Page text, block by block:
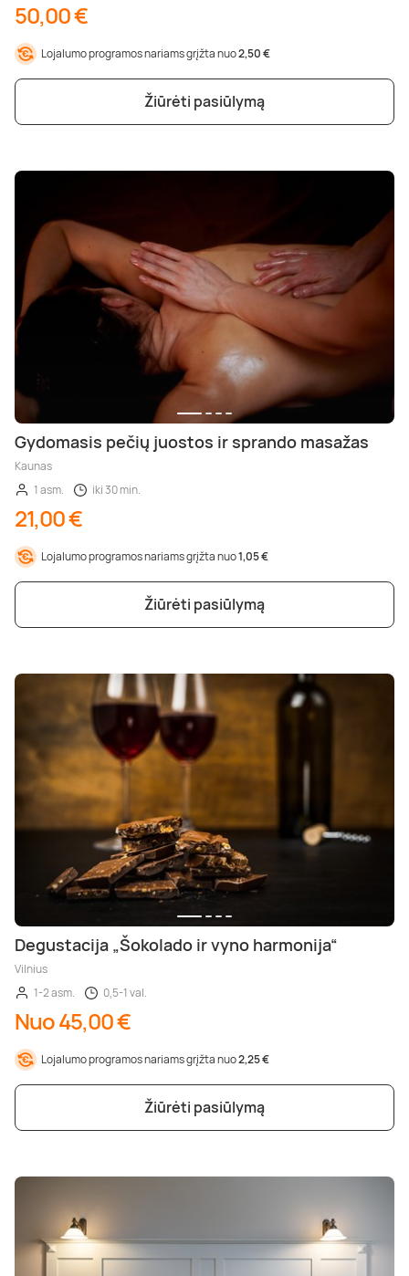
50,00 €
Lojalumo programos nariams grįžta nuo2,50 €
Žiūrėti pasiūlymą
Gydomasis pečių juostos ir sprando masažas
Kaunas
1 asm.
iki 30 min.
21,00 €
Lojalumo programos nariams grįžta nuo1,05 €
Žiūrėti pasiūlymą
Degustacija „Šokolado ir vyno harmonija“
Vilnius
1-2 asm.
0,5-1 val.
Nuo 45,00 €
Lojalumo programos nariams grįžta nuo2,25 €
Žiūrėti pasiūlymą